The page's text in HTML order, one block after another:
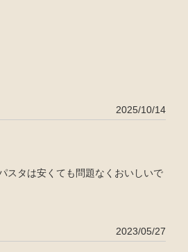
2025/10/14
スタは安くても問題なくおいしいで
2023/05/27